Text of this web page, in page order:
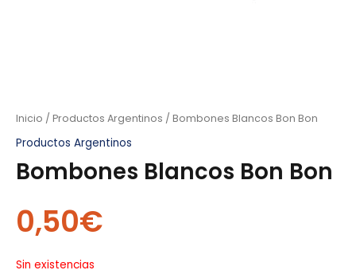
Inicio / Productos Argentinos / Bombones Blancos Bon Bon
Productos Argentinos
Bombones Blancos Bon Bon
0,50€
Sin existencias